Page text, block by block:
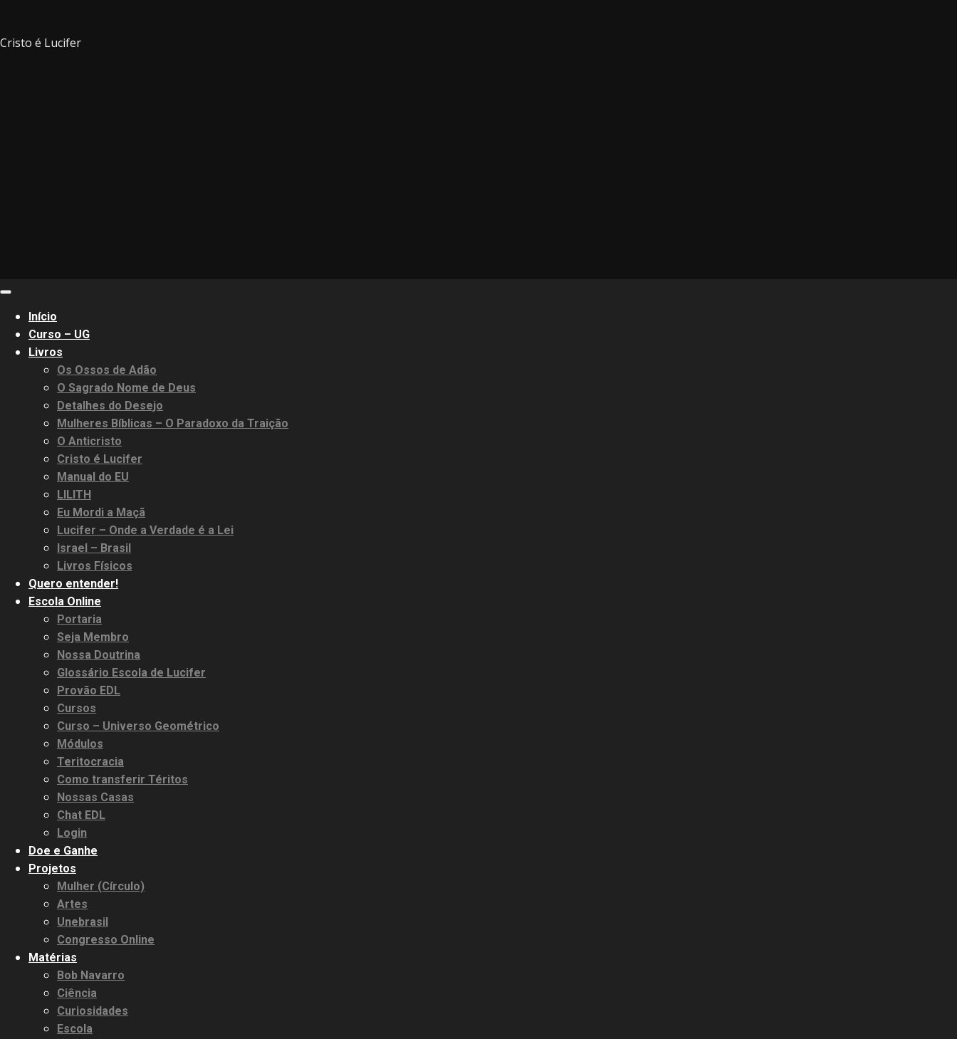
Cristo é Lucifer
Primary
MenuInício
Curso – UG
Livros
Os Ossos de Adão
O Sagrado Nome de Deus
Detalhes do Desejo
Mulheres Bíblicas – O Paradoxo da Traição
O Anticristo
Cristo é Lucifer
Manual do EU
LILITH
Eu Mordi a Maçã
Lucifer – Onde a Verdade é a Lei
Israel – Brasil
Livros Físicos
Quero entender!
Escola Online
Portaria
Seja Membro
Nossa Doutrina
Glossário Escola de Lucifer
Provão EDL
Cursos
Curso – Universo Geométrico
Módulos
Teritocracia
Como transferir Téritos
Nossas Casas
Chat EDL
Login
Doe e Ganhe
Projetos
Mulher (Círculo)
Artes
Unebrasil
Congresso Online
Matérias
Bob Navarro
Ciência
Curiosidades
Escola